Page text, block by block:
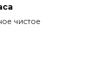
чистое